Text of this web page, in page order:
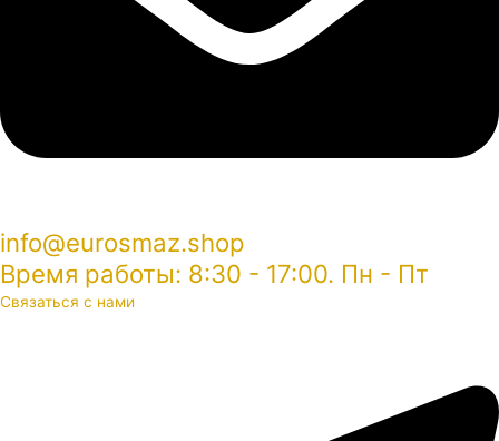
info@eurosmaz.shop
Время работы: 8:30 - 17:00. Пн - Пт
Связаться с нами